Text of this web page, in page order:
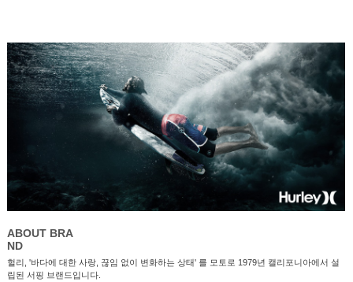
ABOUT BRA
ND
헐리, '바다에 대한 사랑, 끊임 없이 변화하는 상태' 를 모토로 1979년 캘리포니아에서 설
립된 서핑 브랜드입니다.